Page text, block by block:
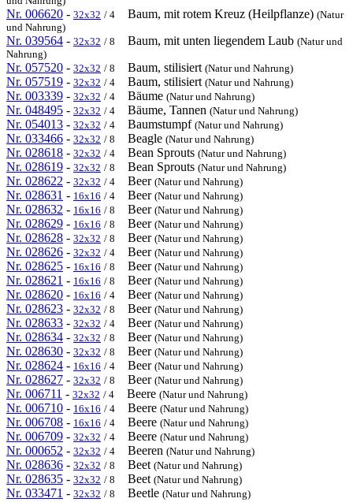
Nr. 006620 - 32x32 / 4 Baum, mit rotem Kreuz (Heilpflanze) (Natur
und Nahrung)
Nr. 039564 - 32x32 / 8 Baum, mit unten liegendem Laub (Natur und
Nahrung)
Nr. 057520 - 32x32 / 8 Baum, stilisiert (Natur und Nahrung)
Nr. 057519 - 32x32 / 4 Baum, stilisiert (Natur und Nahrung)
Nr. 003339 - 32x32 / 4 Bäume (Natur und Nahrung)
Nr. 048495 - 32x32 / 4 Bäume, Tannen (Natur und Nahrung)
Nr. 054013 - 32x32 / 4 Baumstumpf (Natur und Nahrung)
Nr. 033466 - 32x32 / 8 Beagle (Natur und Nahrung)
Nr. 028618 - 32x32 / 4 Bean Sprouts (Natur und Nahrung)
Nr. 028619 - 32x32 / 8 Bean Sprouts (Natur und Nahrung)
Nr. 028622 - 32x32 / 4 Beer (Natur und Nahrung)
Nr. 028631 - 16x16 / 4 Beer (Natur und Nahrung)
Nr. 028632 - 16x16 / 8 Beer (Natur und Nahrung)
Nr. 028629 - 16x16 / 8 Beer (Natur und Nahrung)
Nr. 028628 - 32x32 / 8 Beer (Natur und Nahrung)
Nr. 028626 - 32x32 / 4 Beer (Natur und Nahrung)
Nr. 028625 - 16x16 / 8 Beer (Natur und Nahrung)
Nr. 028621 - 16x16 / 8 Beer (Natur und Nahrung)
Nr. 028620 - 16x16 / 4 Beer (Natur und Nahrung)
Nr. 028623 - 32x32 / 8 Beer (Natur und Nahrung)
Nr. 028633 - 32x32 / 4 Beer (Natur und Nahrung)
Nr. 028634 - 32x32 / 8 Beer (Natur und Nahrung)
Nr. 028630 - 32x32 / 8 Beer (Natur und Nahrung)
Nr. 028624 - 16x16 / 4 Beer (Natur und Nahrung)
Nr. 028627 - 32x32 / 8 Beer (Natur und Nahrung)
Nr. 006711 - 32x32 / 4 Beere (Natur und Nahrung)
Nr. 006710 - 16x16 / 4 Beere (Natur und Nahrung)
Nr. 006708 - 16x16 / 4 Beere (Natur und Nahrung)
Nr. 006709 - 32x32 / 4 Beere (Natur und Nahrung)
Nr. 000652 - 32x32 / 4 Beeren (Natur und Nahrung)
Nr. 028636 - 32x32 / 8 Beet (Natur und Nahrung)
Nr. 028635 - 32x32 / 8 Beet (Natur und Nahrung)
Nr. 033471 - 32x32 / 8 Beetle (Natur und Nahrung)